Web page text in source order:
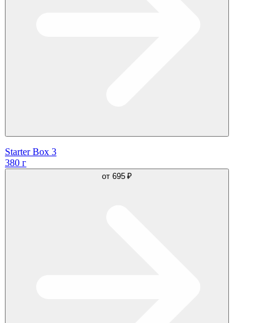
Starter Box 3
380 г
от 695 ₽